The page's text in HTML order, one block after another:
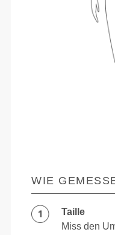
WIE
Taille
Miss den